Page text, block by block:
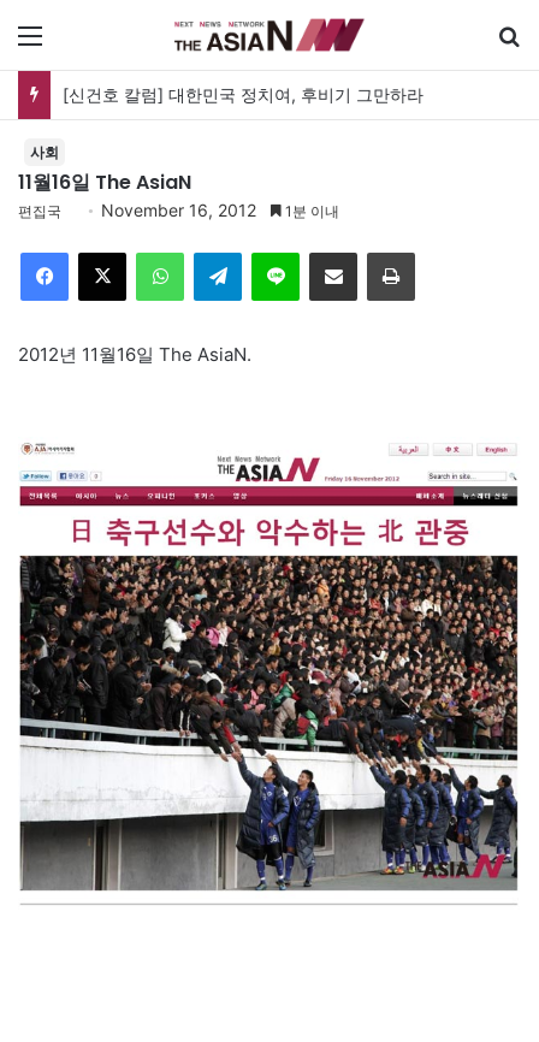
사회
11월16일 The AsiaN
편집국 November 16, 2012 1분 이내
Telegram 이메일
2012년 11월16일 The AsiaN.